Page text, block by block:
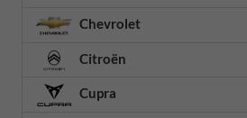
Chevrolet
Citroën
Cupra